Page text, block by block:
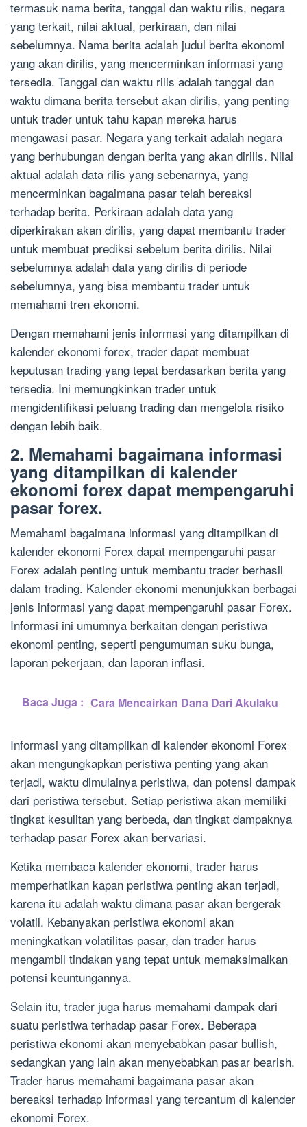
termasuk nama berita, tanggal dan waktu rilis, negara
yang terkait, nilai aktual, perkiraan, dan nilai
sebelumnya. Nama berita adalah judul berita ekonomi
yang akan dirilis, yang mencerminkan informasi yang
tersedia. Tanggal dan waktu rilis adalah tanggal dan
waktu dimana berita tersebut akan dirilis, yang penting
untuk trader untuk tahu kapan mereka harus
mengawasi pasar. Negara yang terkait adalah negara
yang berhubungan dengan berita yang akan dirilis. Nilai
aktual adalah data rilis yang sebenarnya, yang
mencerminkan bagaimana pasar telah bereaksi
terhadap berita. Perkiraan adalah data yang
diperkirakan akan dirilis, yang dapat membantu trader
untuk membuat prediksi sebelum berita dirilis. Nilai
sebelumnya adalah data yang dirilis di periode
sebelumnya, yang bisa membantu trader untuk
memahami tren ekonomi.
Dengan memahami jenis informasi yang ditampilkan di
kalender ekonomi forex, trader dapat membuat
keputusan trading yang tepat berdasarkan berita yang
tersedia. Ini memungkinkan trader untuk
mengidentifikasi peluang trading dan mengelola risiko
dengan lebih baik.
2. Memahami bagaimana informasi
yang ditampilkan di kalender
ekonomi forex dapat mempengaruhi
pasar forex.
Memahami bagaimana informasi yang ditampilkan di
kalender ekonomi Forex dapat mempengaruhi pasar
Forex adalah penting untuk membantu trader berhasil
dalam trading. Kalender ekonomi menunjukkan berbagai
jenis informasi yang dapat mempengaruhi pasar Forex.
Informasi ini umumnya berkaitan dengan peristiwa
ekonomi penting, seperti pengumuman suku bunga,
laporan pekerjaan, dan laporan inflasi.
Baca Juga : Cara Mencairkan Dana Dari Akulaku
Informasi yang ditampilkan di kalender ekonomi Forex
akan mengungkapkan peristiwa penting yang akan
terjadi, waktu dimulainya peristiwa, dan potensi dampak
dari peristiwa tersebut. Setiap peristiwa akan memiliki
tingkat kesulitan yang berbeda, dan tingkat dampaknya
terhadap pasar Forex akan bervariasi.
Ketika membaca kalender ekonomi, trader harus
memperhatikan kapan peristiwa penting akan terjadi,
karena itu adalah waktu dimana pasar akan bergerak
volatil. Kebanyakan peristiwa ekonomi akan
meningkatkan volatilitas pasar, dan trader harus
mengambil tindakan yang tepat untuk memaksimalkan
potensi keuntungannya.
Selain itu, trader juga harus memahami dampak dari
suatu peristiwa terhadap pasar Forex. Beberapa
peristiwa ekonomi akan menyebabkan pasar bullish,
sedangkan yang lain akan menyebabkan pasar bearish.
Trader harus memahami bagaimana pasar akan
bereaksi terhadap informasi yang tercantum di kalender
ekonomi Forex.